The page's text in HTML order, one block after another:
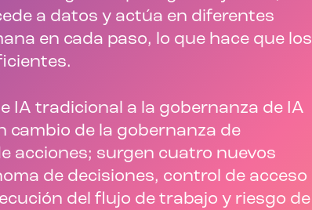
a datos y actúa en diferentes
en cada paso, lo que hace que los
IA tradicional a la gobernanza de IA
cambio de la gobernanza de
acciones; surgen cuatro nuevos
de decisiones, control de acceso
del flujo de trabajo y riesgo de